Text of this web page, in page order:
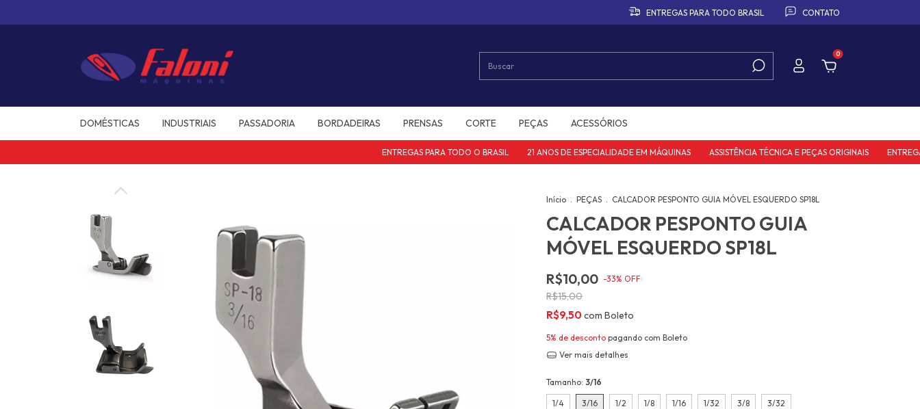
ENTREGAS PARA TODO BRASIL CONTATO
0
DOMÉSTICAS INDUSTRIAIS PASSADORIA BORDADEIRAS PRENSAS CORTE PEÇAS ACESSÓRIOS
ENTREGAS PARA TODO O BRASIL 21 ANOS DE ESPECIALIDADE EM MÁQUINAS ASSISTÊNCIA TÉCNICA E PEÇAS ORIGINAIS ENTREGAS
Início . PEÇAS . CALCADOR PESPONTO GUIA MÓVEL ESQUERDO SP18L
CALCADOR PESPONTO GUIA
MÓVEL ESQUERDO SP18L
R$10,00 -33% OFF
R$15,00
R$9,50com Boleto
5% de desconto pagando com Boleto
Ver mais detalhes
Tamanho: 3/16
1/4 3/16 1/2 1/8 1/16 1/32 3/8 3/32